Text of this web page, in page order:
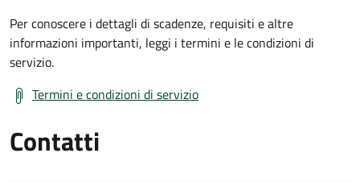
Per conoscere i dettagli di scadenze, requisiti e altre
informazioni importanti, leggi i termini e le condizioni di
servizio.
Termini e condizioni di servizio
Contatti